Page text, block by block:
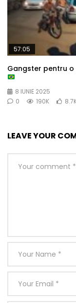
57:05
Gangster pentru o
8 IUNIE 2025
0
190K
LEAVE YOUR